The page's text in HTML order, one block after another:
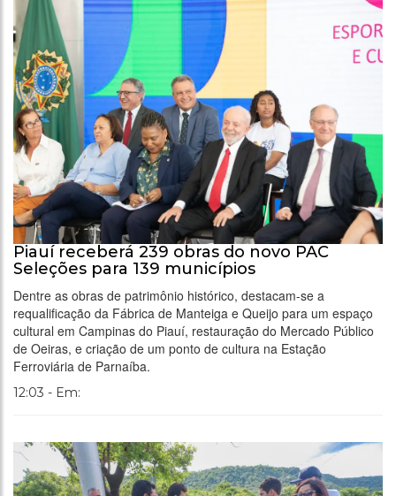
Piauí receberá 239 obras do novo PAC
Seleções para 139 municípios
Dentre as obras de patrimônio histórico, destacam-se a
requalificação da Fábrica de Manteiga e Queijo para um espaço
cultural em Campinas do Piauí, restauração do Mercado Público
de Oeiras, e criação de um ponto de cultura na Estação
Ferroviária de Parnaíba.
12:03 - Em: